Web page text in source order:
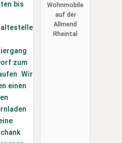
Wohnmobile
auf der
Allmend
Rheintal